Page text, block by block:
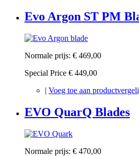
Evo Argon ST PM
Normale prijs: € 469,00
Special Price € 449,00
| Voeg toe aan
EVO QuarQ Blades
Normale prijs: € 470,00